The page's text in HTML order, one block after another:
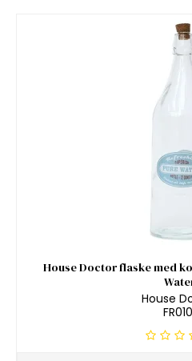
House Doctor flaske med
House